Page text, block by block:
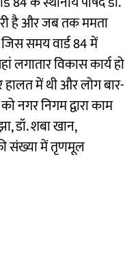
है और जब तक ममता
समय वार्ड 84 में
विकास कार्य हो
हालत में थी और लोग बार-
नगर निगम द्वारा काम
डॉ. शबा खान,
संख्या में तृणमूल